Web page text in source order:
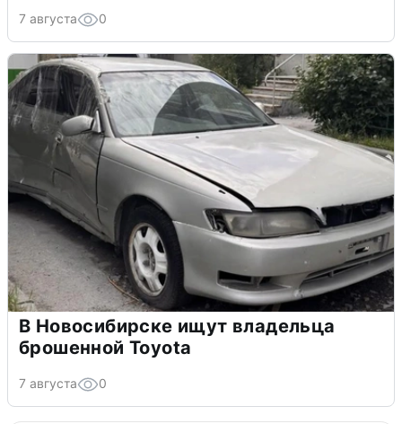
7 августа 0
В Новосибирске ищут владельца
брошенной Toyota
7 августа 0